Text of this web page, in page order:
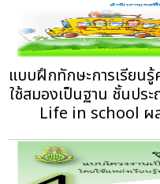
แบบฝึกทักษะการเรียน
ใช้สมองเป็นฐาน ชั้นปร
Life in school